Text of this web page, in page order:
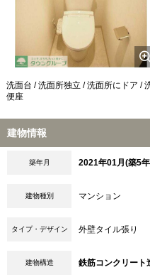
洗面台 / 洗面所独立 / 洗面所にドア /
便座
建物情報
築年月 2021年01月(築5
建物種別 マンション
タイプ・デザイン 外壁タイル張り
建物構造 鉄筋コンクリート